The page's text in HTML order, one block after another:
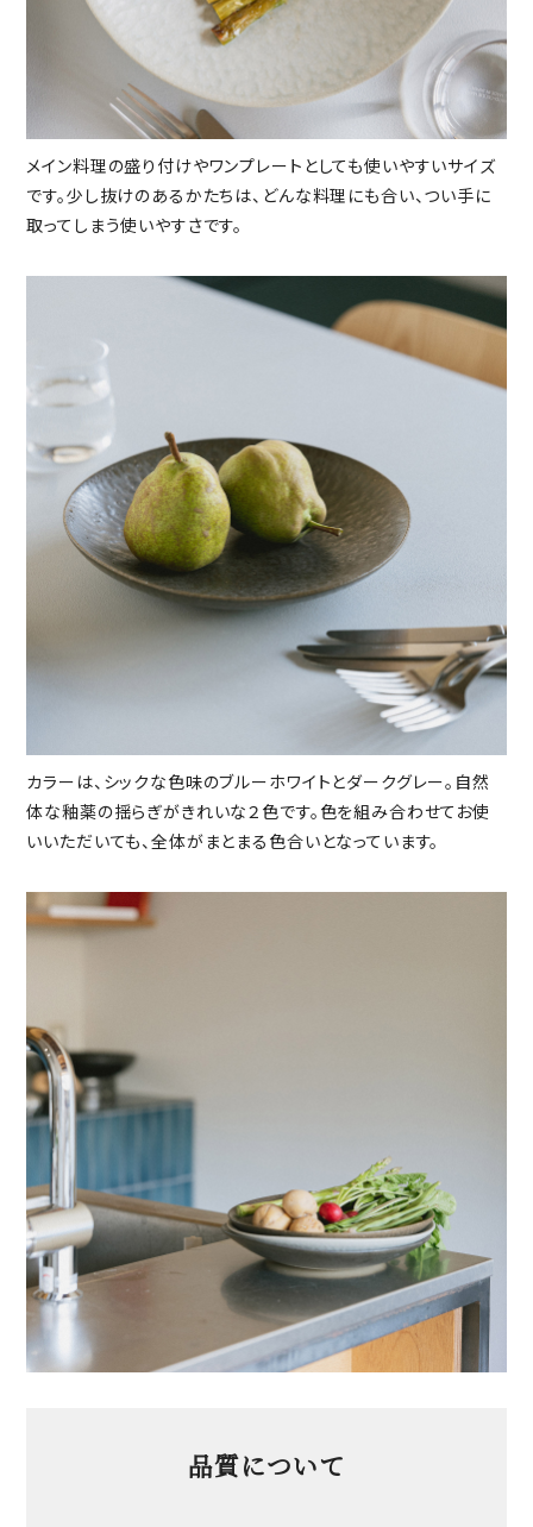
メイン料理の盛り付けやワンプレートとしても使いやすいサイズ
です。少し抜けのあるかたちは、どんな料理にも合い、つい手に
取ってしまう使いやすさです。
カラーは、シックな色味のブルーホワイトとダークグレー。自然
体な釉薬の揺らぎがきれいな２色です。色を組み合わせてお使
いいただいても、全体がまとまる色合いとなっています。
品質について